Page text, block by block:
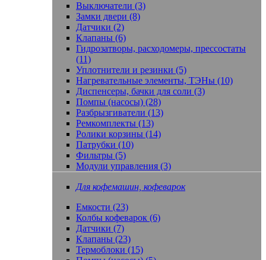
Выключатели (3)
Замки двери (8)
Датчики (2)
Клапаны (6)
Гидрозатворы, расходомеры, прессостаты
(11)
Уплотнители и резинки (5)
Нагревательные элементы, ТЭНы (10)
Диспенсеры, бачки для соли (3)
Помпы (насосы) (28)
Разбрызгиватели (13)
Ремкомплекты (13)
Ролики корзины (14)
Патрубки (10)
Фильтры (5)
Модули управления (3)
Для кофемашин, кофеварок
Емкости (23)
Колбы кофеварок (6)
Датчики (7)
Клапаны (23)
Термоблоки (15)